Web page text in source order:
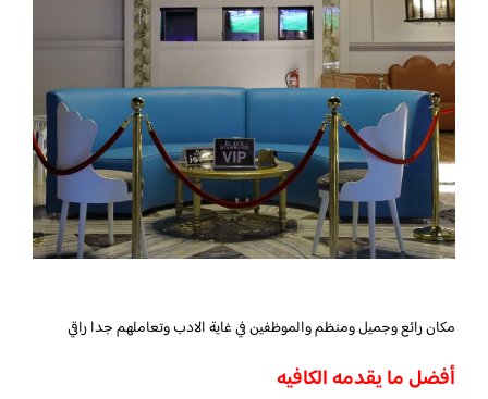
مكان رائع وجميل ومنظم والموظفين في غاية الادب وتعاملهم جدا راقي
أفضل ما يقدمه الكافيه